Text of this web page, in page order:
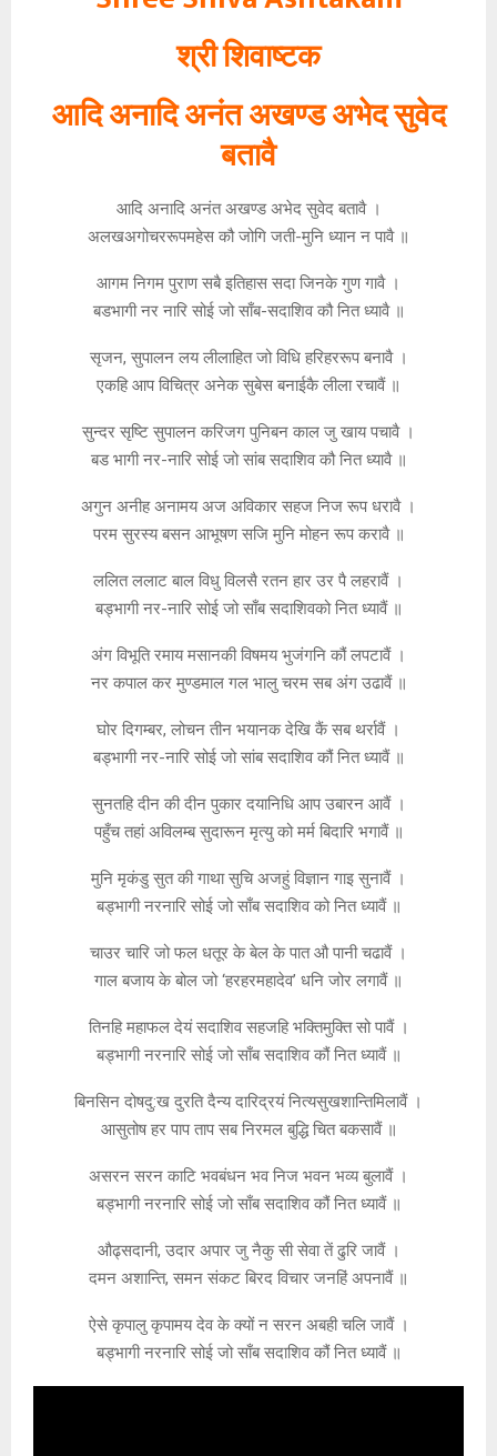
श्री शिवाष्टक
आदि अनादि अनंत अखण्ड अभेद सुवेद
बतावै
आदि अनादि अनंत अखण्ड अभेद सुवेद बतावै ।
अलखअगोचररूपमहेस कौ जोगि जती-मुनि ध्यान न पावै ॥
आगम निगम पुराण सबै इतिहास सदा जिनके गुण गावै ।
बडभागी नर नारि सोई जो साँब-सदाशिव कौ नित ध्यावै ॥
सृजन, सुपालन लय लीलाहित जो विधि हरिहररूप बनावै ।
एकहि आप विचित्र अनेक सुबेस बनाईकै लीला रचावैं ॥
सुन्दर सृष्टि सुपालन करिजग पुनिबन काल जु खाय पचावै ।
बड भागी नर-नारि सोई जो सांब सदाशिव कौ नित ध्यावै ॥
अगुन अनीह अनामय अज अविकार सहज निज रूप धरावै ।
परम सुरस्य बसन आभूषण सजि मुनि मोहन रूप करावै ॥
ललित ललाट बाल विधु विलसै रतन हार उर पै लहरावैं ।
बड्भागी नर-नारि सोई जो साँब सदाशिवको नित ध्यावैं ॥
अंग विभूति रमाय मसानकी विषमय भुजंगनि कौं लपटावैं ।
नर कपाल कर मुण्डमाल गल भालु चरम सब अंग उढावैं ॥
घोर दिगम्बर, लोचन तीन भयानक देखि कैं सब थर्रावैं ।
बड्भागी नर-नारि सोई जो सांब सदाशिव कौं नित ध्यावैं ॥
सुनतहि दीन की दीन पुकार दयानिधि आप उबारन आवैं ।
पहुँच तहां अविलम्ब सुदारून मृत्यु को मर्म बिदारि भगावैं ॥
मुनि मृकंडु सुत की गाथा सुचि अजहुं विज्ञान गाइ सुनावैं ।
बड्भागी नरनारि सोई जो साँब सदाशिव को नित ध्यावैं ॥
चाउर चारि जो फल धतूर के बेल के पात औ पानी चढावैं ।
गाल बजाय के बोल जो ‘हरहरमहादेव’ धनि जोर लगावैं ॥
तिनहि महाफल देयं सदाशिव सहजहि भक्तिमुक्ति सो पावैं ।
बड्भागी नरनारि सोई जो साँब सदाशिव कौं नित ध्यावैं ॥
बिनसिन दोषदु:ख दुरति दैन्य दारिद्रयं नित्यसुखशान्तिमिलावैं ।
आसुतोष हर पाप ताप सब निरमल बुद्धि चित बकसावैं ॥
असरन सरन काटि भवबंधन भव निज भवन भव्य बुलावैं ।
बड्भागी नरनारि सोई जो साँब सदाशिव कौं नित ध्यावैं ॥
औढ्सदानी, उदार अपार जु नैकु सी सेवा तें ढुरि जावैं ।
दमन अशान्ति, समन संकट बिरद विचार जनहिं अपनावैं ॥
ऐसे कृपालु कृपामय देव के क्यों न सरन अबही चलि जावैं ।
बड्भागी नरनारि सोई जो साँब सदाशिव कौं नित ध्यावैं ॥